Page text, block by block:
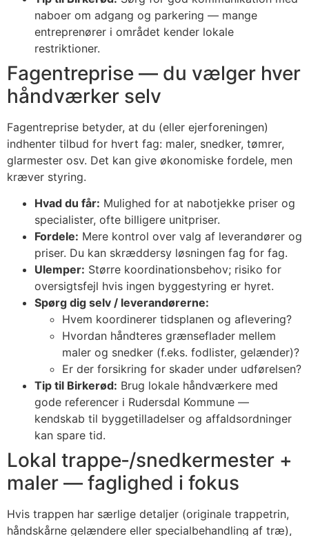
naboer om adgang og parkering — mange
entreprenører i området kender lokale
restriktioner.
Fagentreprise — du vælger hver
håndværker selv
Fagentreprise betyder, at du (eller ejerforeningen)
indhenter tilbud for hvert fag: maler, snedker, tømrer,
glarmester osv. Det kan give økonomiske fordele, men
kræver styring.
Hvad du får: Mulighed for at nabotjekke priser og
specialister, ofte billigere unitpriser.
Fordele: Mere kontrol over valg af leverandører og
priser. Du kan skræddersy løsningen fag for fag.
Ulemper: Større koordinationsbehov; risiko for
oversigtsfejl hvis ingen byggestyring er hyret.
Spørg dig selv / leverandørerne:
Hvem koordinerer tidsplanen og aflevering?
Hvordan håndteres grænseflader mellem
maler og snedker (f.eks. fodlister, gelænder)?
Er der forsikring for skader under udførelsen?
Tip til Birkerød: Brug lokale håndværkere med
gode referencer i Rudersdal Kommune —
kendskab til byggetilladelser og affaldsordninger
kan spare tid.
Lokal trappe‑/snedkermester +
maler — faglighed i fokus
Hvis trappen har særlige detaljer (originale trappetrin,
håndskårne gelændere eller specialbehandling af træ),